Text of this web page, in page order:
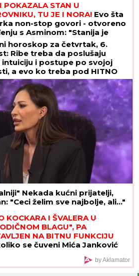
POKAZALA STAN U
TU JE I NORA! Evo šta
non-stop govori - otvoreno
s Asminom: "Stanija je
(VIDEO)
horoskop za četvrtak, 6.
Ribe treba da poslušaju
intuiciju i postupe po svojoj
a evo ko treba pod HITNO
OPUSTI
Nekada kućni prijatelji,
"Ceci želim sve najbolje, ali..."
KOCKARA I ŠVALERA U
BLAGU", PA
NA BITNU FUNKCIJU
se čuveni Mića Janković
za sve ove godine
by Aklamator